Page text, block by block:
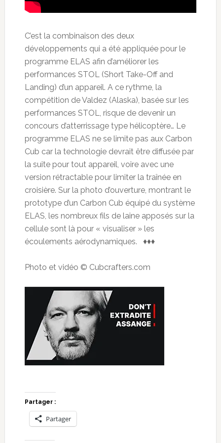
C’est la combinaison des deux
développements qui a été appliquée pour le
programme ELAS afin d’améliorer les
performances STOL (Short Take-Off and
Landing) d’un appareil. A ce rythme, la
compétition de Valdez (Alaska), basée sur les
performances STOL, risque de devenir un
concours d’atterrissage type hélicoptère… Le
programme ELAS ne se limite pas aux Carbon
Cub car la technologie devrait être diffusée par
la suite pour tout appareil, voire avec une
version rétractable pour limiter la traînée en
croisière. Sur la photo d’ouverture, montrant le
prototype d’un Carbon Cub équipé du système
ELAS, les nombreux fils de laine apposés sur la
cellule sont là pour « visualiser » les
écoulements aérodynamiques. ♦♦♦
Photo et vidéo © Cubcrafters.com
Partager :
Partager